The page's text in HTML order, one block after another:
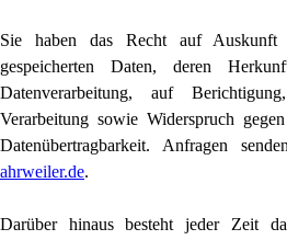
Sie haben das Recht auf
gespeicherten Daten, deren
Datenverarbeitung, auf
Verarbeitung sowie Widerspruch
Datenübertragbarkeit. Anfragen
ahrweiler.de.
Darüber hinaus besteht jeder Zeit